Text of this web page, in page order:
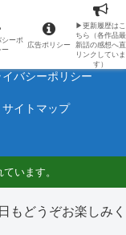
日更新しています。
プロフィール
イバシーポリシー
サイトマップ
います。
もどうぞお楽しみく
シーポ
ー
広告ポリシー
▶更新履歴はこ
ちら（各作品最
新話の感想へ直
リンクしていま
す）